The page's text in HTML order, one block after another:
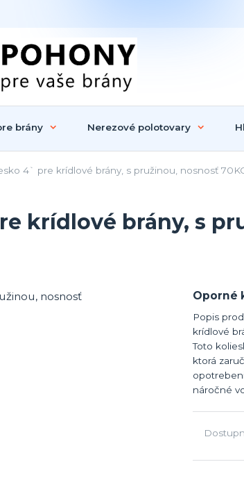
brány Nerezové polotovary
4` pre krídlové brány, s pružinou, nosnosť
krídlové brány, s
Oporné
Popis
krídlové
Toto
ktorá
náročné